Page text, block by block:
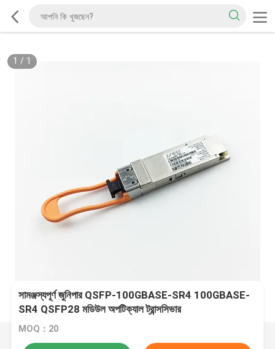
1 / 1
সামঞ্জস্যপূর্ণ জুনিপার QSFP-100GBASE-SR4 100GBASE-
SR4 QSFP28 মডিউল অপটিক্যাল ট্রান্সসিভার
MOQ：20